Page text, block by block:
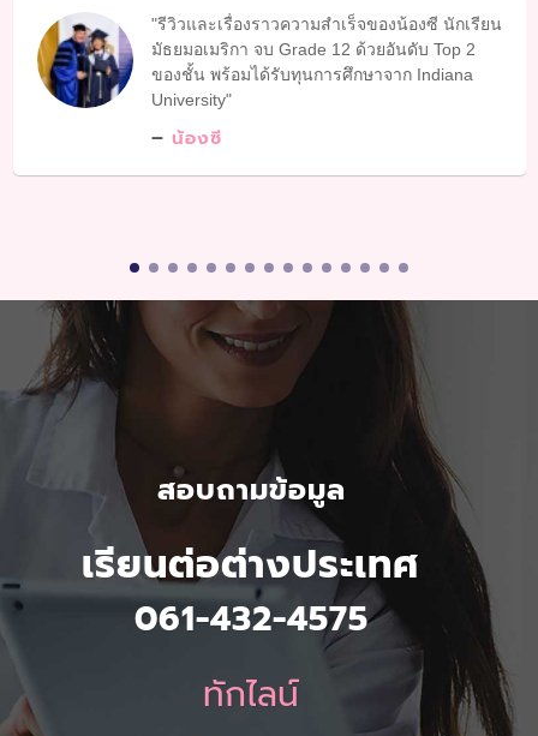
รีวิวและเรื่องราวความสำเร็จของน้องซี นักเรียน
มัธยมอเมริกา จบ Grade 12 ด้วยอันดับ Top 2
ของชั้น พร้อมได้รับทุนการศึกษาจาก Indiana
University
น้องซี
สอบถามข้อมูล
เรียนต่อต่างประเทศ
061-432-4575
ทักไลน์